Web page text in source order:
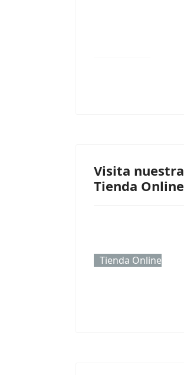
Visita nuestra
Tienda Online
Tienda Online